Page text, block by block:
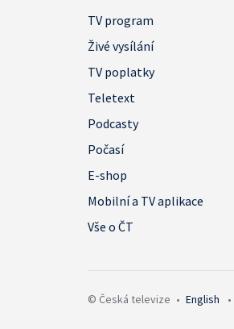
TV program
Živé vysílání
TV poplatky
Teletext
Podcasty
Počasí
E-shop
Mobilní a TV aplikace
Vše o ČT
© Česká televize • English •